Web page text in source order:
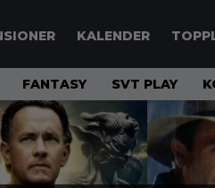
KALENDER
FANTASY SVT PLAY